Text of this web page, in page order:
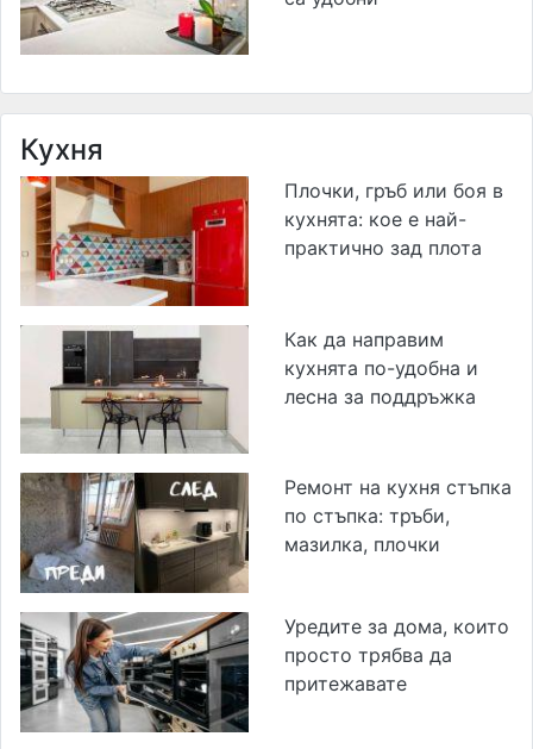
Кухня
Плочки, гръб или боя в
кухнята: кое е най-
практично зад плота
Как да направим
кухнята по-удобна и
лесна за поддръжка
Ремонт на кухня стъпка
по стъпка: тръби,
мазилка, плочки
Уредите за дома, които
просто трябва да
притежавате